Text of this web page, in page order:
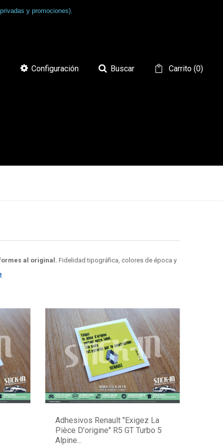
y promociones).
Carrito(0)
Buscar
Configuración
al original. Fidelidad tipográfica, colores de época y
Adhesivos Renault "Exigez La
Pièce D'origine" R5 GT Turbo 5
Alpine...